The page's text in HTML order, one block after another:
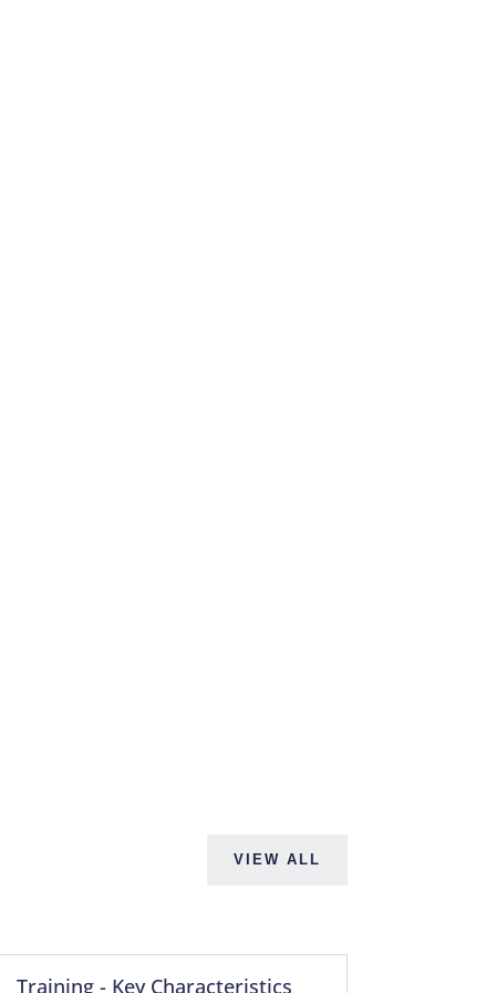
VIEW ALL
Training - Key Characteristics